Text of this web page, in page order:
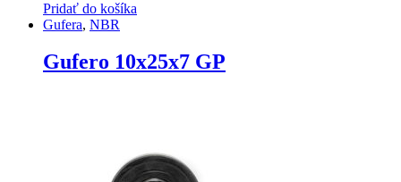
Pridať do košíka
Gufera, NBR
Gufero 10x25x7 GP